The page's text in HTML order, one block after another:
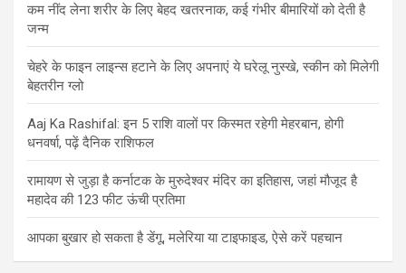
कम नींद लेना शरीर के लिए बेहद खतरनाक, कई गंभीर बीमारियों को देती है
जन्म
चेहरे के फाइन लाइन्स हटाने के लिए अपनाएं ये घरेलू नुस्खे, स्कीन को मिलेगी
बेहतरीन ग्लो
Aaj Ka Rashifal: इन 5 राशि वालों पर किस्मत रहेगी मेहरबान, होगी
धनवर्षा, पढ़ें दैनिक राशिफल
रामायण से जुड़ा है कर्नाटक के मुरुदेश्वर मंदिर का इतिहास, जहां मौजूद है
महादेव की 123 फीट ऊंची प्रतिमा
आपका बुखार हो सकता है डेंगू, मलेरिया या टाइफाइड, ऐसे करें पहचान